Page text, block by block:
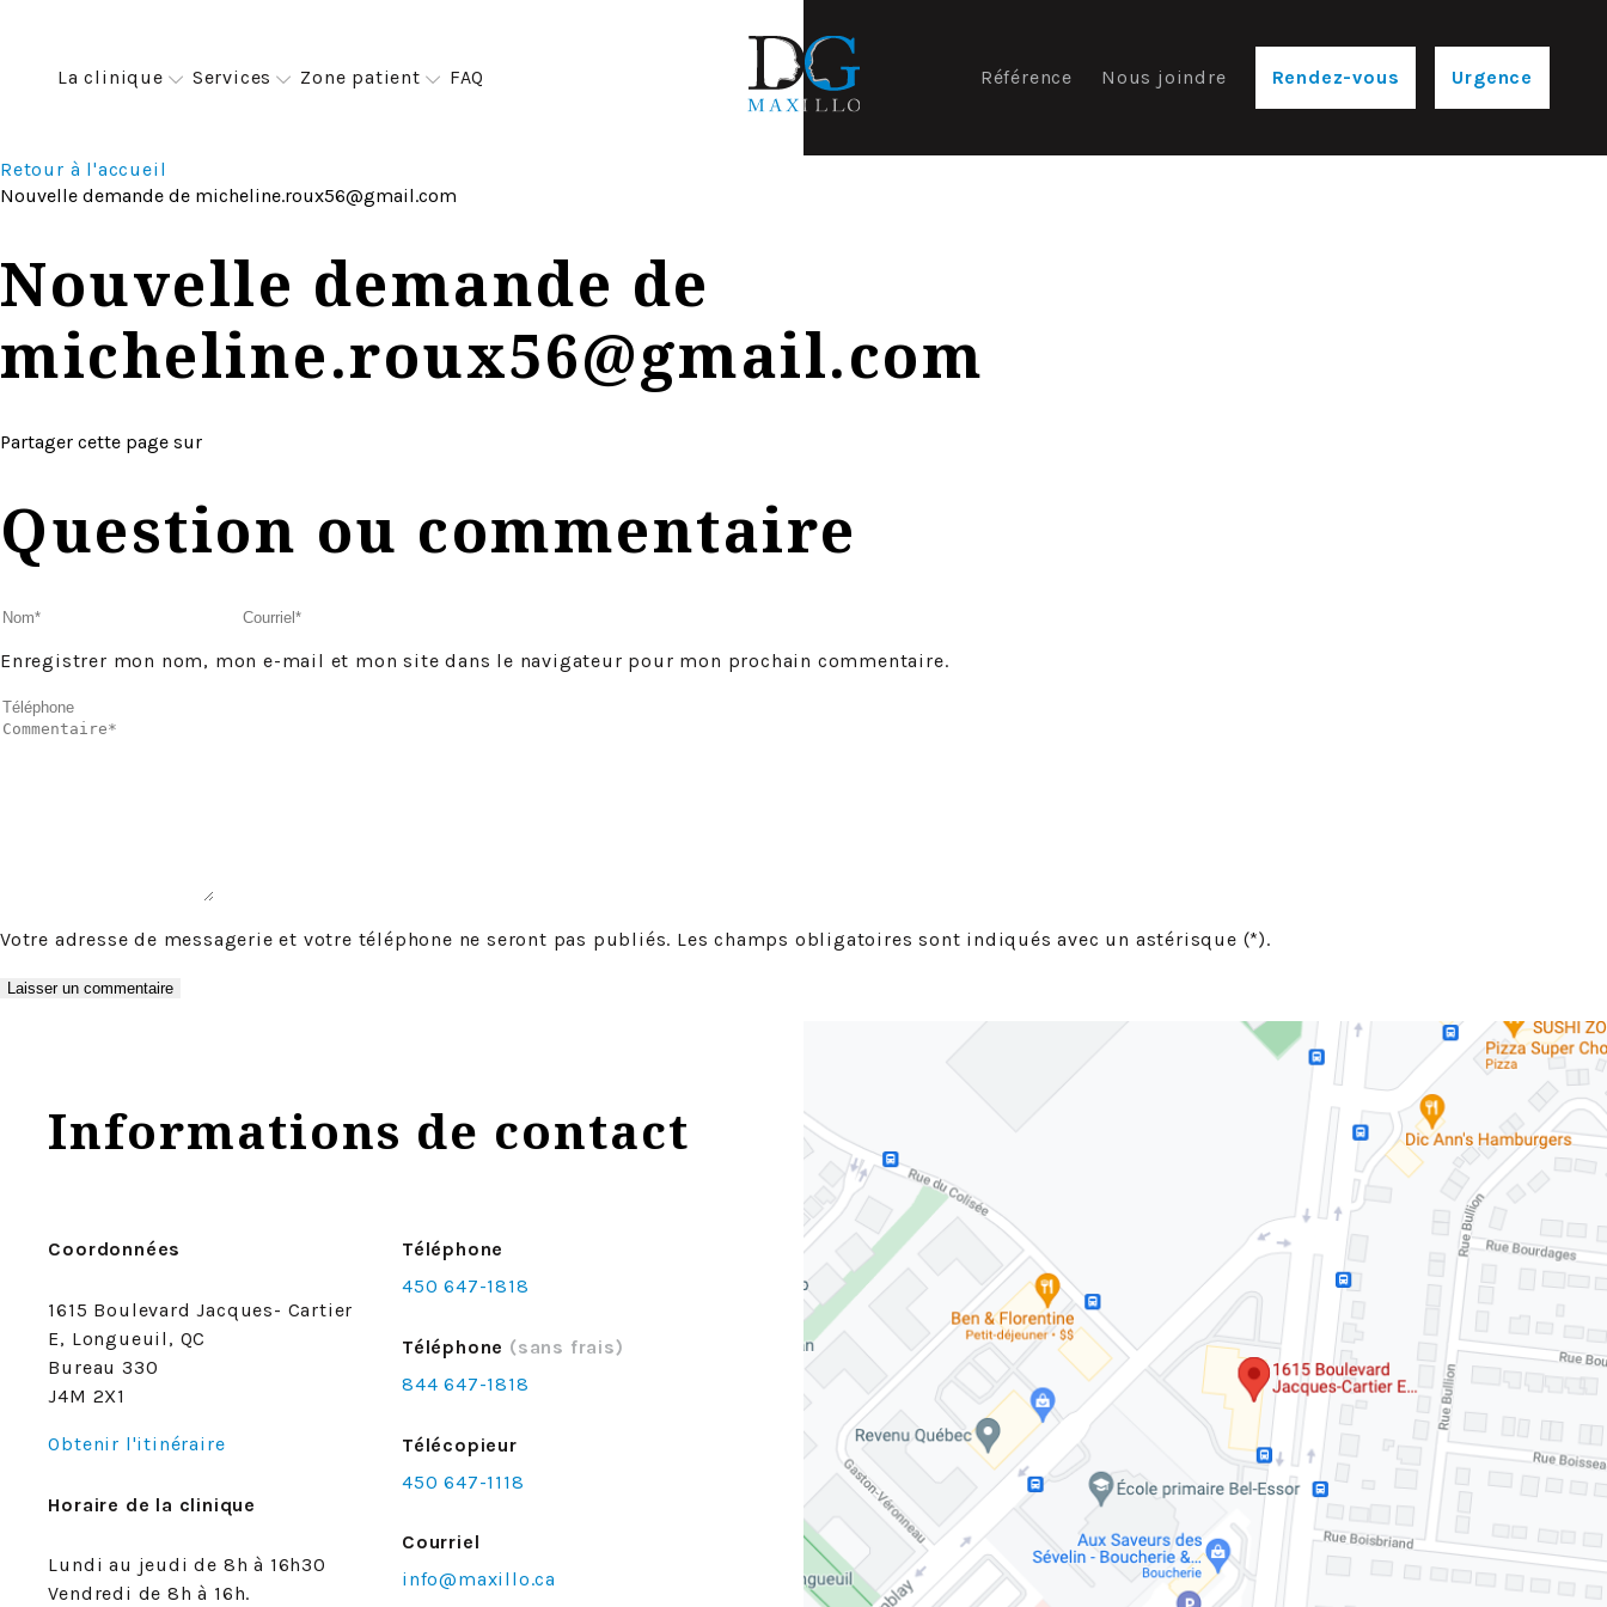
La clinique Services
All-on-4
Zone patient FAQ Référence Nous joindre Rendez-vous Urgence
Retour à l'accueil
Nouvelle demande de micheline.roux56@gmail.com
Nouvelle demande de
micheline.roux56@gmail.com
Partager cette page sur
Question ou commentaire
Enregistrer mon nom, mon e-mail et mon site dans le navigateur pour mon prochain commentaire.
Votre adresse de messagerie et votre téléphone ne seront pas publiés. Les champs obligatoires sont indiqués avec un astérisque (*).
Informations de contact
Coordonnées
1615 Boulevard Jacques- Cartier
E, Longueuil, QC
Bureau 330
J4M 2X1
Obtenir l'itinéraire
Horaire de la clinique
Lundi au jeudi de 8h à 16h30
Vendredi de 8h à 16h.
Téléphone
450 647-1818
Téléphone (sans frais)
844 647-1818
Télécopieur
450 647-1118
Courriel
info@maxillo.ca